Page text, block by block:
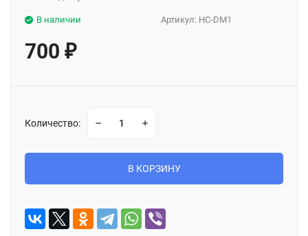
Артикул: HC-DM1
В наличии
700 ₽
Количество:
В КОРЗИНУ